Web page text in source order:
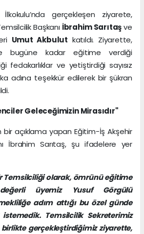
gerçekleşen ziyarete,
Başkanı İbrahim Sarıtaşve
Umut Akbulut katıldı. Ziyarette,
bugüne kadar eğitime verdiği
fedakarlıklar ve yetiştirdiği sayısız
adına teşekkür edilerek bir şükran
Geleceğimizin Mirasıdır"
bir açıklama yapan Eğitim-İş Akşehir
İbrahim Sarıtaş, şu ifadelere yer
Temsilciliği olarak, ömrünü eğitime
üyemiz Yusuf Görgülü
adım attığı bu özel günde
istemedik. Temsilcilik Sekreterimiz
gerçekleştirdiğimiz ziyarette,